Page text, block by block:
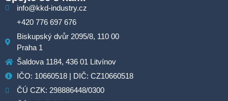
info@kkd-industry.cz
+420 776 697 676
Biskupský dvůr 2095/8, 110 00
Praha 1
Šaldova 1184, 436 01 Litvínov
IČO: 10660518 | DIČ: CZ10660518
ČÚ CZK: 298886448/0300